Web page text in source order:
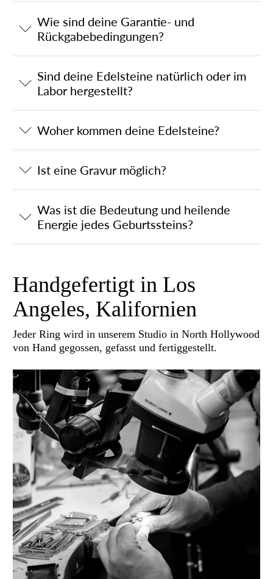
Wie sind deine Garantie- und
Rückgabebedingungen?
Sind deine Edelsteine natürlich oder im
Labor hergestellt?
Woher kommen deine Edelsteine?
Ist eine Gravur möglich?
Was ist die Bedeutung und heilende
Energie jedes Geburtssteins?
Handgefertigt in Los
Angeles, Kalifornien
Jeder Ring wird in unserem Studio in North Hollywood
von Hand gegossen, gefasst und fertiggestellt.